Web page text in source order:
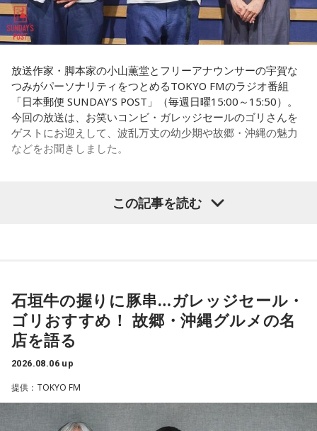
長野 「こういうドンが全国にいる、というわけですね」
さんはどういう位置づけか。麻生さん、武田さん、かつては
古賀誠さん、山崎拓さん、村上正邦さん、といった方も。大
物が同じ県内にたくさんいることが、ドンを生み出す第2の条
件です」
「というのは、県議会の自民党も国会議員の系列ごとに
が藏内さんだった。藏内さんは国会議員が就くことが多い自
民党県連会長にもなれた。ドンは保守分裂の中で育つんです
ね」
放送ではさらにドンの実態についての解説が続いた。
長野「はい」
常井 「中には、かつての野中広務さんや森山𥙿さんのように
50を過ぎてから国政に進んだドンもいる。ではどういった状
況がそろうとドンが生まれるか。第1の条件は、圧倒的な他薦
です。藏内さんって県議10期。40年近く県議会にいるわけで
す」
「どの知事、どの県庁幹部よりも古株になります。議会
や推薦を出すのか、という決定権を握っている。あとは役
人、教職員、警察署員といった地方公務員の人事にも影響力
を発揮することがあります」
長野「はい」
常井「人事の季節になるとドンの自宅に行列ができる、と言
われるんですね。別の地域で聴いた話ですが、ドンの家に入
放送作家・脚本家の小山薫堂とフリーアナウンサーの宇賀な
つみがパーソナリティをつとめるTOKYO FMのラジオ番組
「日本郵便 SUNDAY’S POST」（毎週日曜15:00～15:50）。
今回の放送は、お笑いコンビ・ガレッジセールのゴリさんを
ゲストにお迎えして、波乱万丈の幼少期や故郷・沖縄の魅力
などをお聞きしました。
（左から）パーソナリティの小山薫堂、ゴリさん、宇賀なつ
ゴリさんは、1972年沖縄県那覇市生まれ。沖縄の本土復帰か
らわずか1週間後に生まれた“復帰っ子”です。1995年に中学時
代の同級生・川田広樹さんとガレッジセールを結成し、バラ
エティ番組などで人気を集めました。2006年からは映画監督
としても活動。2019年公開の映画「洗骨」はモスクワ国際映
督協会新人賞を受賞しました。また、「おきなわ新喜劇」の
旗揚げやYouTube「ゴリ★オキナワ」などを通じて、故郷・
沖縄の魅力を発信し続けています。
この記事を読む
石垣牛の握りに豚串…ガレッジセール・
ゴリおすすめ！ 故郷・沖縄グルメの名
店を語る
2026.08.06 up
提供：TOKYO FM